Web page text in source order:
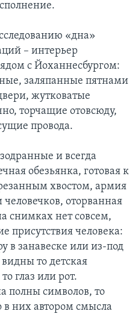
«дна»
– интерьер
с Йоханнесбургом:
заляпанные пятнами
жутковатые
торчащие отовсюду,
провода.
и всегда
обезьянка, готовая к
хвостом, армия
оторванная
снимках нет совсем,
присутствия человека:
в занавеске или из-под
то детская
глаз или рот.
полны символов, то
в них автором смысла